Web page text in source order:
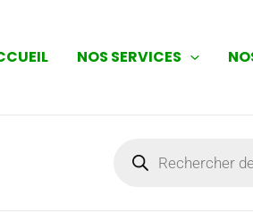
NOS SERVICES
produits